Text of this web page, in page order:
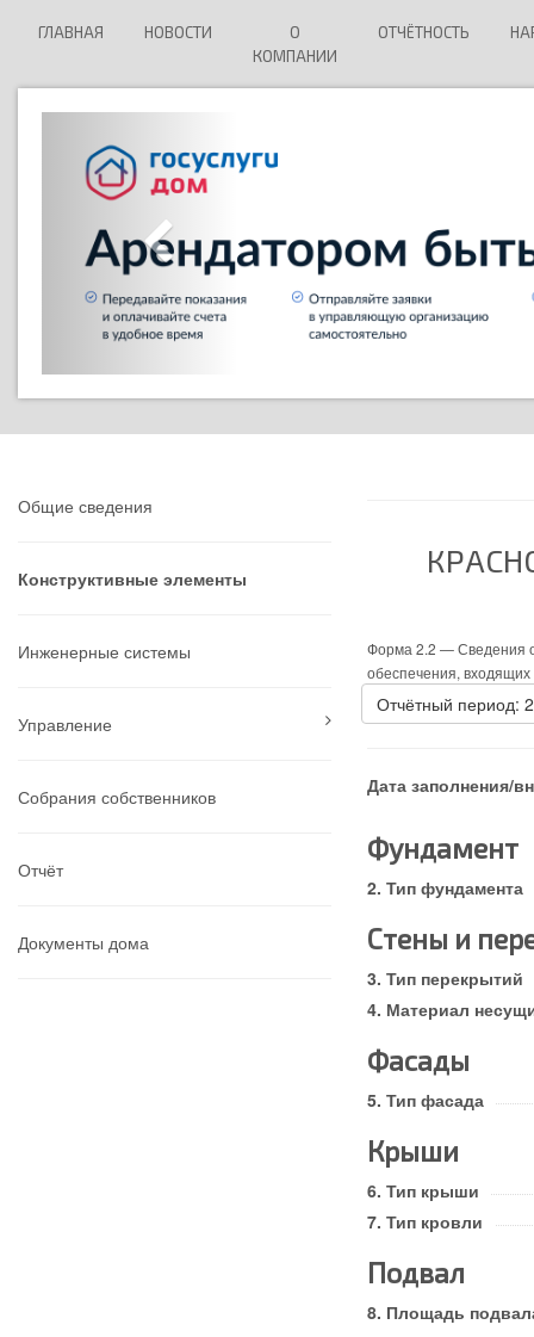
ГЛАВНАЯ НОВОСТИ
О
КОМПАНИИ
ОТЧЁТНОСТЬ
Общие сведения
Конструктивные элементы
Инженерные системы
Управление
Собрания собственников
Отчёт
Документы дома
Форма 2.2 —Сведения
обеспечения,
Отчётный период:
Дата заполнения/
Фундамент
Тип фундамента
Стены и
Тип перекрытий
Материал
Фасады
Тип фасада
Крыши
Тип крыши
Тип кровли
Подвал
Площадь